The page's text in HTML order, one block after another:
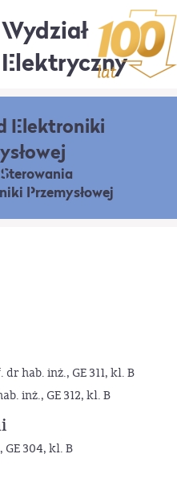
Wydział
Elektryczny
Elektroniki
Przemysłowej
dr hab. inż., GE 311, kl. B
inż., GE 312, kl. B
GE 304, kl. B